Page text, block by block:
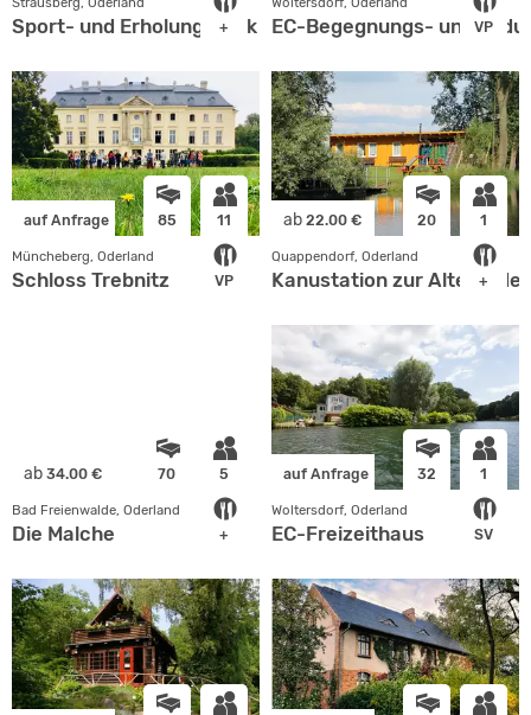
+
Sport- und Erholungspark VP
EC-Begegnungs- und
auf Anfrage 85 11
VP
Müncheberg, Oderland
Schloss Trebnitz
ab 22.00 € 20 1
+
Quappendorf, Oderland
Kanustation zur Alten
ab 34.00 € 70 5
+
Bad Freienwalde, Oderland
Die Malche
auf Anfrage 32 1
SV
Woltersdorf, Oderland
EC-Freizeithaus